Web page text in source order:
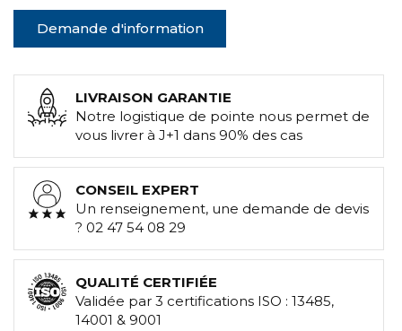
Demande d'information
LIVRAISON GARANTIE
Notre logistique de pointe nous permet de
vous livrer à J+1 dans 90% des cas
CONSEIL EXPERT
Un renseignement, une demande de devis
? 02 47 54 08 29
QUALITÉ CERTIFIÉE
Validée par 3 certifications ISO : 13485,
14001 & 9001